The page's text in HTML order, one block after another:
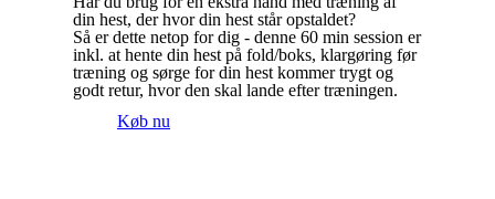
din hest, der hvor din hest står opstaldet?
Så er dette netop for dig - denne 60 min session er
inkl. at hente din hest på fold/boks, klargøring før
træning og sørge for din hest kommer trygt og
godt retur, hvor den skal lande efter træningen.
Køb nu